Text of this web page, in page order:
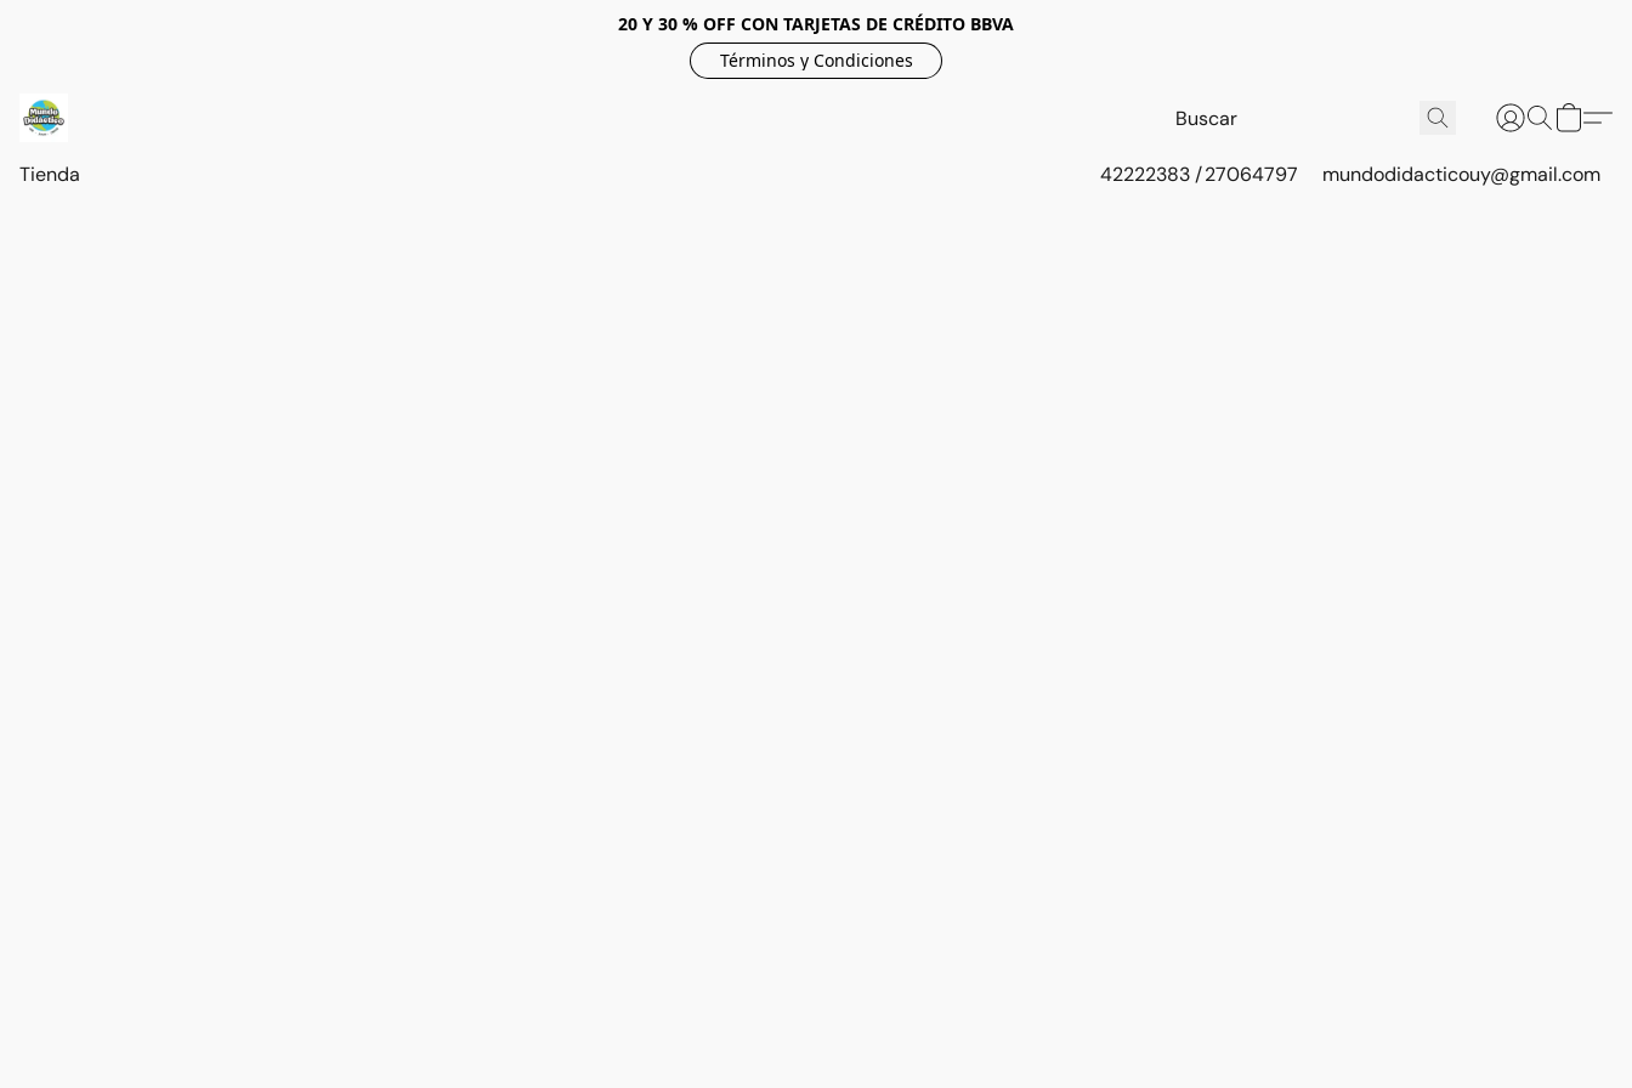
20 Y 30 % OFF CON TARJETAS DE CRÉDITO BBVA
Términos y Condiciones
Tienda 42222383 / 27064797 mundodidacticouy@gmail.com